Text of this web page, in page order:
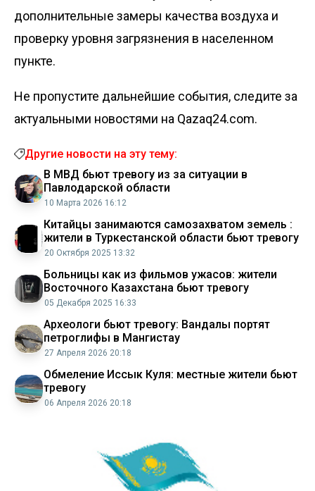
дополнительные замеры качества воздуха и
проверку уровня загрязнения в населенном
пункте.
Не пропустите дальнейшие события, следите за
актуальными новостями на Qazaq24.com.
Другие новости на эту тему:
В МВД бьют тревогу из за ситуации в
Павлодарской области
10 Марта 2026 16:12
Китайцы занимаются самозахватом земель :
жители в Туркестанской области бьют тревогу
20 Октября 2025 13:32
Больницы как из фильмов ужасов: жители
Восточного Казахстана бьют тревогу
05 Декабря 2025 16:33
Археологи бьют тревогу: Вандалы портят
петроглифы в Мангистау
27 Апреля 2026 20:18
Обмеление Иссык Куля: местные жители бьют
тревогу
06 Апреля 2026 20:18